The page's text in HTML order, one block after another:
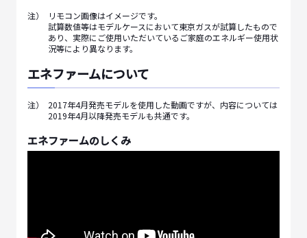
注）
リモコン画像はイメージです。
試算数値等はモデルケースにおいて東京ガスが試算したもので
あり、実際にご使用いただいているご家庭のエネルギー使用状
況等により異なります。
エネファームについて
注）
2017年4月発売モデルを使用した動画ですが、内容については
2019年4月以降発売モデルも共通です。
エネファームのしくみ